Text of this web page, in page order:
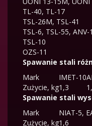
TL-40, TL-17
TSL-26M, TSL-41
TSL-6, TSL-55, ANV-1
TSL-10
OZS-11
Spawanie stali
Mark
IMET-10
Zużycie, kg1,3
Spawanie stali
Mark
NIAT-5,
Zużycie, kg1,6